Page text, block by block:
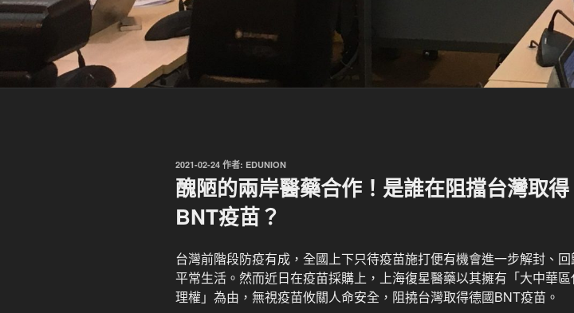
發
佈
於
2021-02-24 作者: EDUNION
醜陋的兩岸醫藥合作！是誰在阻擋台灣取得
BNT疫苗？
台灣前階段防疫有成，全國上下只待疫苗施打便有機會進一步解封、
平常生活。然而近日在疫苗採購上，上海復星醫藥以其擁有「大中華區
理權」為由，無視疫苗攸關人命安全，阻撓台灣取得德國BNT疫苗。